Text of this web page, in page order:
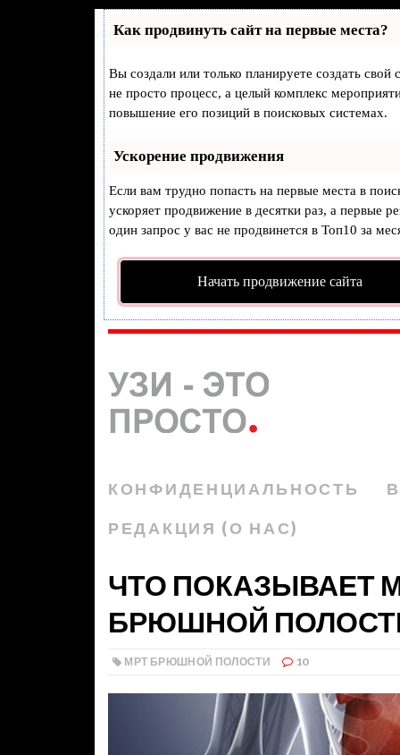
Как продвинуть сайт на первые места?
Вы создали или только планируете создать свой
не просто процесс, а целый комплекс
повышение его позиций в поисковых системах.
Ускорение продвижения
Если вам трудно попасть на первые места в
ускоряет продвижение в десятки раз, а первые
один запрос у вас не продвинется в Топ10 за
Начать продвижение сайта
КОНФИДЕНЦИАЛЬНОСТЬ
РЕДАКЦИЯ (О НАС)
ЧТО ПОКАЗЫВАЕТ
БРЮШНОЙ
МРТ БРЮШНОЙ ПОЛОСТИ 10